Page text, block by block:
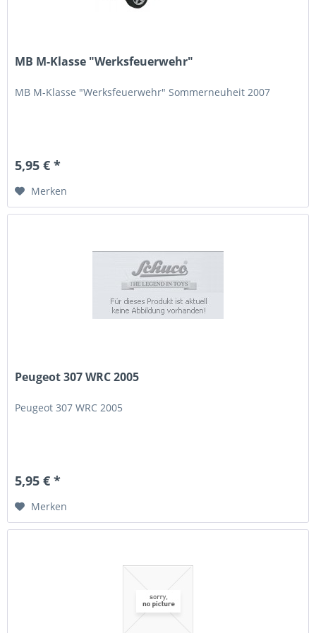
MB M-Klasse "Werksfeuerwehr"
MB M-Klasse "Werksfeuerwehr" Sommerneuheit 2007
5,95 € *
Merken
Peugeot 307 WRC 2005
Peugeot 307 WRC 2005
5,95 € *
Merken